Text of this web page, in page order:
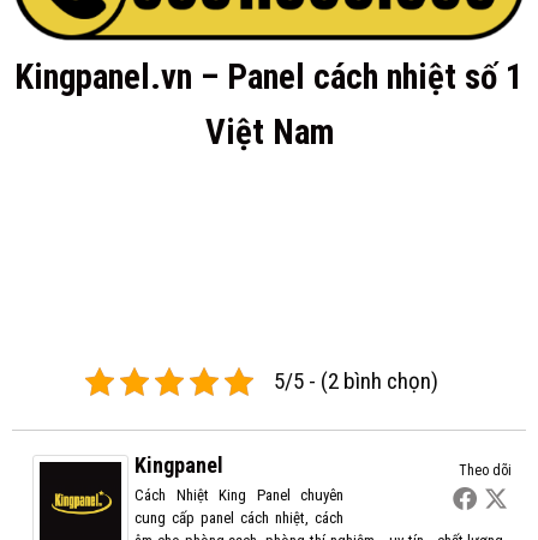
Kingpanel.vn – Panel cách nhiệt số 1
Việt Nam
5/5 - (2 bình chọn)
Theo dõi
Kingpanel
Cách Nhiệt King Panel chuyên
cung cấp panel cách nhiệt, cách